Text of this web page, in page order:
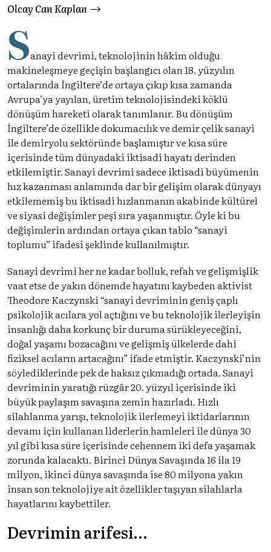
Olcay Can Kaplan
Sanayi devrimi, teknolojinin hâkim olduğu
makineleşmeye geçişin başlangıcı olan 18. yüzyılın
ortalarında İngiltere’de ortaya çıkıp kısa zamanda
Avrupa’ya yayılan, üretim teknolojisindeki köklü
dönüşüm hareketi olarak tanımlanır. Bu dönüşüm
İngiltere’de özellikle dokumacılık ve demir çelik sanayi
ile demiryolu sektöründe başlamıştır ve kısa süre
içerisinde tüm dünyadaki iktisadi hayatı derinden
etkilemiştir. Sanayi devrimi sadece iktisadi büyümenin
hız kazanması anlamında dar bir gelişim olarak dünyayı
etkilememiş bu iktisadi hızlanmanın akabinde kültürel
ve siyasi değişimler peşi sıra yaşanmıştır. Öyle ki bu
değişimlerin ardından ortaya çıkan tablo “sanayi
toplumu” ifadesi şeklinde kullanılmıştır.
Sanayi devrimi her ne kadar bolluk, refah ve gelişmişlik
vaat etse de yakın dönemde hayatını kaybeden aktivist
Theodore Kaczynski “sanayi devriminin geniş çaplı
psikolojik acılara yol açtığını ve bu teknolojik ilerleyişin
insanlığı daha korkunç bir duruma sürükleyeceğini,
doğal yaşamı bozacağını ve gelişmiş ülkelerde dahi
fiziksel acıların artacağını” ifade etmiştir. Kaczynski’nin
söylediklerinde pek de haksız çıkmadığı ortada. Sanayi
devriminin yaratığı rüzgâr 20. yüzyıl içerisinde iki
büyük paylaşım savaşına zemin hazırladı. Hızlı
silahlanma yarışı, teknolojik ilerlemeyi iktidarlarının
devamı için kullanan liderlerin hamleleri ile dünya 30
yıl gibi kısa süre içerisinde cehennem iki defa yaşamak
zorunda kalacaktı. Birinci Dünya Savaşında 16 ila 19
milyon, ikinci dünya savaşında ise 80 milyona yakın
insan son teknolojiye ait özellikler taşıyan silahlarla
hayatlarını kaybettiler.
Devrimin arifesi…